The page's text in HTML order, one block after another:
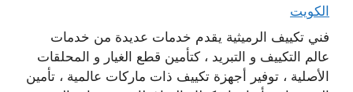
الكويت
فني تكييف الرميثية يقدم خدمات عديدة من خدمات
عالم التكييف و التبريد ، كتأمين قطع الغيار و المحلقات
الأصلية ، توفير أجهزة تكييف ذات ماركات عالمية ، تأمين